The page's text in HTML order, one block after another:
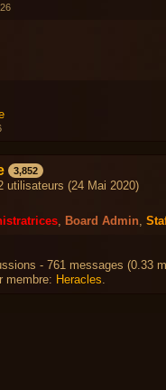
3,852
utilisateurs (24 Mai 2020)
Board Admin
- 761 messages (0.33
membre: Heracles.